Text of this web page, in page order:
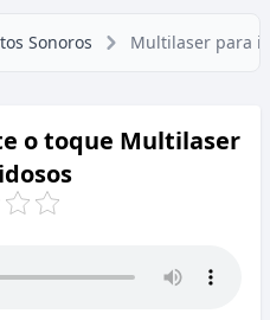
Sonoros Multilaser para
o toque Multilaser